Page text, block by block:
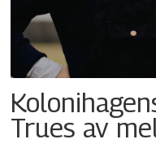
Trues av